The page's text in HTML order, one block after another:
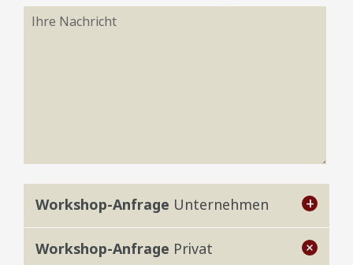
Workshop-Anfrage Unternehmen
individuelles Workshop-Angebot.
Workshop-Anfrage Privat